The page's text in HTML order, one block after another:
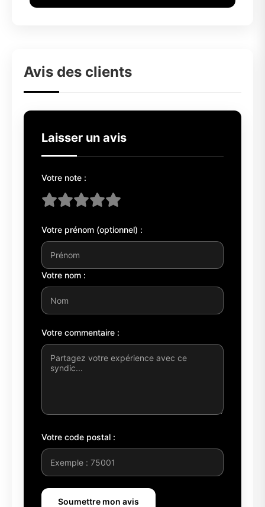
Avis des clients
Laisser un avis
Votre note :
Votre prénom (optionnel) :
Votre nom :
Votre commentaire :
Votre code postal :
Soumettre mon avis